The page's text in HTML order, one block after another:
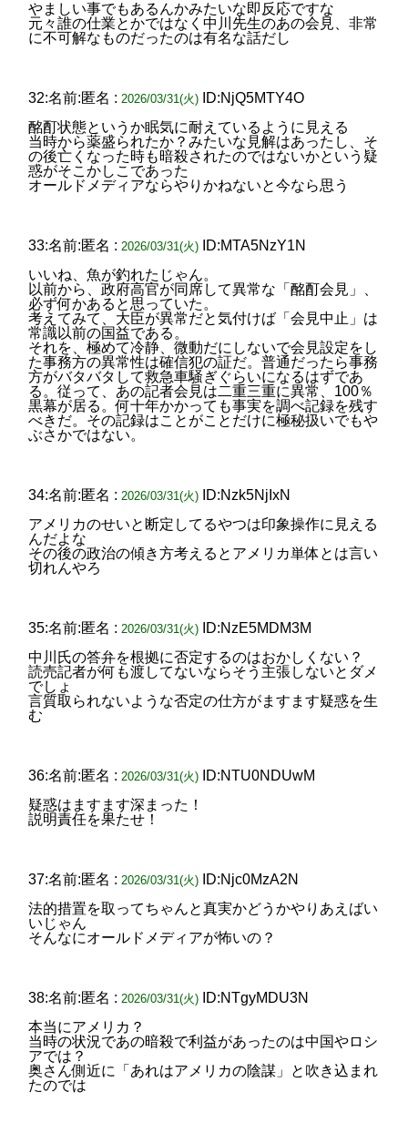
やましい事でもあるんかみたいな即反応ですな
元々誰の仕業とかではなく中川先生のあの会見、非常
に不可解なものだったのは有名な話だし
32:名前:匿名 : 2026/03/31(火)
ID:NjQ5MTY4O
酩酊状態というか眠気に耐えているように見える
当時から薬盛られたか？みたいな見解はあったし、そ
の後亡くなった時も暗殺されたのではないかという疑
惑がそこかしこであった
オールドメディアならやりかねないと今なら思う
33:名前:匿名 : 2026/03/31(火)
ID:MTA5NzY1N
いいね、魚が釣れたじゃん。
以前から、政府高官が同席して異常な「酩酊会見」、
必ず何かあると思っていた。
考えてみて、大臣が異常だと気付けば「会見中止」は
常識以前の国益である。
それを、極めて冷静、微動だにしないで会見設定をし
た事務方の異常性は確信犯の証だ。普通だったら事務
方がバタバタして救急車騒ぎぐらいになるはずであ
る。従って、あの記者会見は二重三重に異常、100％
黒幕が居る。何十年かかっても事実を調べ記録を残す
べきだ。その記録はことがことだけに極秘扱いでもや
ぶさかではない。
34:名前:匿名 : 2026/03/31(火)
ID:Nzk5NjIxN
アメリカのせいと断定してるやつは印象操作に見える
んだよな
その後の政治の傾き方考えるとアメリカ単体とは言い
切れんやろ
35:名前:匿名 : 2026/03/31(火)
ID:NzE5MDM3M
中川氏の答弁を根拠に否定するのはおかしくない？
読売記者が何も渡してないならそう主張しないとダメ
でしょ
言質取られないような否定の仕方がますます疑惑を生
む
36:名前:匿名 : 2026/03/31(火)
ID:NTU0NDUwM
疑惑はますます深まった！
説明責任を果たせ！
37:名前:匿名 : 2026/03/31(火)
ID:Njc0MzA2N
法的措置を取ってちゃんと真実かどうかやりあえばい
いじゃん
そんなにオールドメディアが怖いの？
38:名前:匿名 : 2026/03/31(火)
ID:NTgyMDU3N
本当にアメリカ？
当時の状況であの暗殺で利益があったのは中国やロシ
アでは？
奥さん側近に「あれはアメリカの陰謀」と吹き込まれ
たのでは